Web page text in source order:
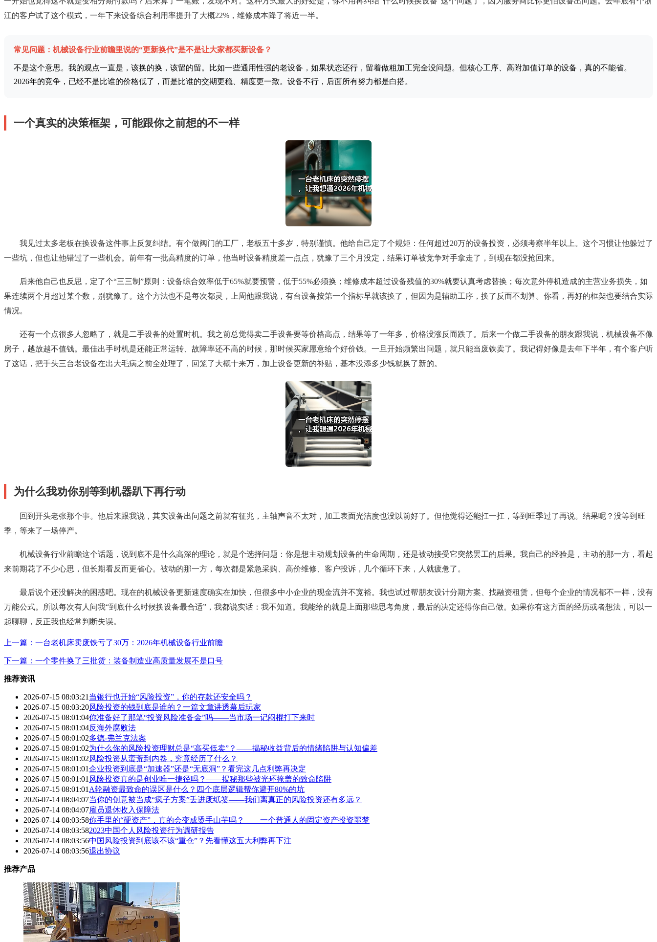
江的客户试了这个模式，一年下来设备综合利用率提升了大概22%，维修成本降了将近一半。
常见问题：机械设备行业前瞻里说的“更新换代”是不是让大家都买新设备？
不是这个意思。我的观点一直是，该换的换，该留的留。比如一些通用性强的老设备，如果状态还行，留着做粗加工完全没问题。但核心工序、高附加值订单的设备，真的不能省。
2026年的竞争，已经不是比谁的价格低了，而是比谁的交期更稳、精度更一致。设备不行，后面所有努力都是白搭。
一个真实的决策框架，可能跟你之前想的不一样
我见过太多老板在换设备这件事上反复纠结。有个做阀门的工厂，老板五十多岁，特别谨慎。他给自己定了个规矩：任何超过20万的设备投资，必须考察半年以上。这个习惯让他躲过了
一些坑，但也让他错过了一些机会。前年有一批高精度的订单，他当时设备精度差一点点，犹豫了三个月没定，结果订单被竞争对手拿走了，到现在都没抢回来。
后来他自己也反思，定了个“三三制”原则：设备综合效率低于65%就要预警，低于55%必须换；维修成本超过设备残值的30%就要认真考虑替换；每次意外停机造成的主营业务损失，如
果连续两个月超过某个数，别犹豫了。这个方法也不是每次都灵，上周他跟我说，有台设备按第一个指标早就该换了，但因为是辅助工序，换了反而不划算。你看，再好的框架也要结合实际
情况。
还有一个点很多人忽略了，就是二手设备的处置时机。我之前总觉得卖二手设备要等价格高点，结果等了一年多，价格没涨反而跌了。后来一个做二手设备的朋友跟我说，机械设备不像
房子，越放越不值钱。最佳出手时机是还能正常运转、故障率还不高的时候，那时候买家愿意给个好价钱。一旦开始频繁出问题，就只能当废铁卖了。我记得好像是去年下半年，有个客户听
了这话，把手头三台老设备在出大毛病之前全处理了，回笼了大概十来万，加上设备更新的补贴，基本没添多少钱就换了新的。
为什么我劝你别等到机器趴下再行动
回到开头老张那个事。他后来跟我说，其实设备出问题之前就有征兆，主轴声音不太对，加工表面光洁度也没以前好了。但他觉得还能扛一扛，等到旺季过了再说。结果呢？没等到旺
季，等来了一场停产。
机械设备行业前瞻这个话题，说到底不是什么高深的理论，就是个选择问题：你是想主动规划设备的生命周期，还是被动接受它突然罢工的后果。我自己的经验是，主动的那一方，看起
来前期花了不少心思，但长期看反而更省心。被动的那一方，每次都是紧急采购、高价维修、客户投诉，几个循环下来，人就疲惫了。
最后说个还没解决的困惑吧。现在的机械设备更新速度确实在加快，但很多中小企业的现金流并不宽裕。我也试过帮朋友设计分期方案、找融资租赁，但每个企业的情况都不一样，没有
万能公式。所以每次有人问我“到底什么时候换设备最合适”，我都说实话：我不知道。我能给的就是上面那些思考角度，最后的决定还得你自己做。如果你有这方面的经历或者想法，可以一
起聊聊，反正我也经常判断失误。
上一篇：一台老机床卖废铁亏了30万：2026年机械设备行业前瞻
下一篇：一个零件换了三批货：装备制造业高质量发展不是口号
推荐资讯
2026-07-15 08:03:21 当银行也开始“风险投资”，你的存款还安全吗？
2026-07-15 08:03:20风险投资的钱到底是谁的？一篇文章讲透幕后玩家
2026-07-15 08:01:04你准备好了那笔“投资风险准备金”吗——当市场一记闷棍打下来时
2026-07-15 08:01:04反海外腐败法
2026-07-15 08:01:02多德-弗兰克法案
2026-07-15 08:01:02为什么你的风险投资理财总是“高买低卖”？——揭秘收益背后的情绪陷阱与认知偏差
2026-07-15 08:01:02风险投资从蛮荒到内卷，究竟经历了什么？
2026-07-15 08:01:01企业投资到底是“加速器”还是“无底洞”？看完这几点利弊再决定
2026-07-15 08:01:01 风险投资真的是创业唯一捷径吗？——揭秘那些被光环掩盖的致命陷阱
2026-07-15 08:01:01 A轮融资最致命的误区是什么？四个底层逻辑帮你避开80%的坑
2026-07-14 08:04:07当你的创意被当成“疯子方案”丢进废纸篓——我们离真正的风险投资还有多远？
2026-07-14 08:04:07雇员退休收入保障法
2026-07-14 08:03:58你手里的“硬资产”，真的会变成烫手山芋吗？——一个普通人的固定资产投资噩梦
2026-07-14 08:03:582023中国个人风险投资行为调研报告
2026-07-14 08:03:56中国风险投资到底该不该“重仓”？先看懂这五大利弊再下注
2026-07-14 08:03:56退出协议
推荐产品